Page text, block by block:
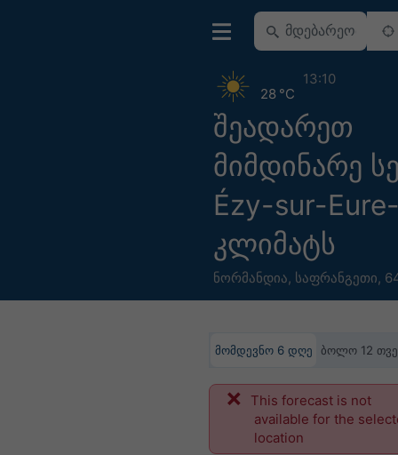
შეადარეთ
მიმდინარე
Ézy-sur-
კლიმატს
ნორმანდია, საფრანგეთი,
28 °C
13:10
მომდევნო 6 დღე ბოლო 12 თვე
This forecast is not
available for the
location